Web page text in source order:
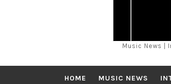
Music News |
HOME MUSIC NEWS